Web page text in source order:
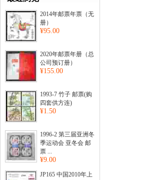
2014年邮票年票（无
册）
¥95.00
2020年邮票年册（总
公司预订册）
¥155.00
1993-7 竹子 邮票(购
四套供方连)
¥1.50
1996-2 第三届亚洲冬
季运动会 亚冬会 邮
票 ...
¥9.00
JP165 中国2010年上